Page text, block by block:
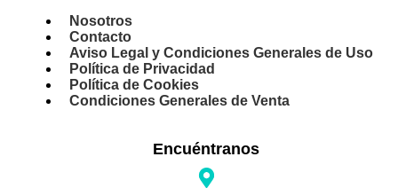
Nosotros
Contacto
Aviso Legal y Condiciones Generales de Uso
Política de Privacidad
Política de Cookies
Condiciones Generales de Venta
Encuéntranos